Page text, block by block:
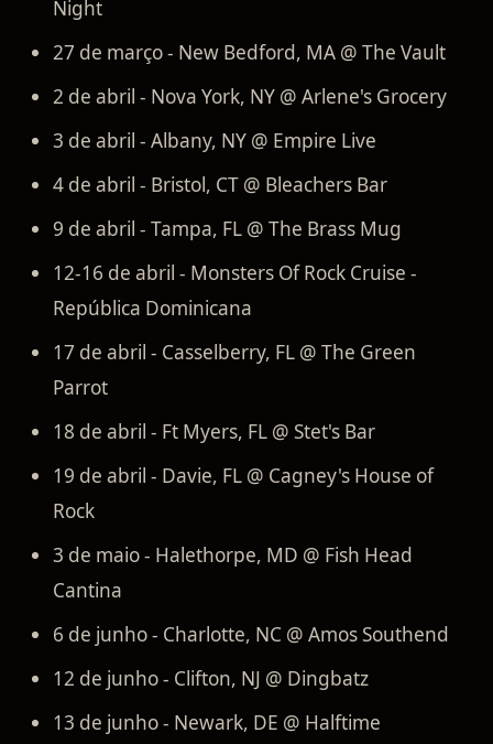
Night
27 de março - New Bedford, MA @ The Vault
2 de abril - Nova York, NY @ Arlene's Grocery
3 de abril - Albany, NY @ Empire Live
4 de abril - Bristol, CT @ Bleachers Bar
9 de abril - Tampa, FL @ The Brass Mug
12-16 de abril - Monsters Of Rock Cruise -
República Dominicana
17 de abril - Casselberry, FL @ The Green
Parrot
18 de abril - Ft Myers, FL @ Stet's Bar
19 de abril - Davie, FL @ Cagney's House of
Rock
3 de maio - Halethorpe, MD @ Fish Head
Cantina
6 de junho - Charlotte, NC @ Amos Southend
12 de junho - Clifton, NJ @ Dingbatz
13 de junho - Newark, DE @ Halftime